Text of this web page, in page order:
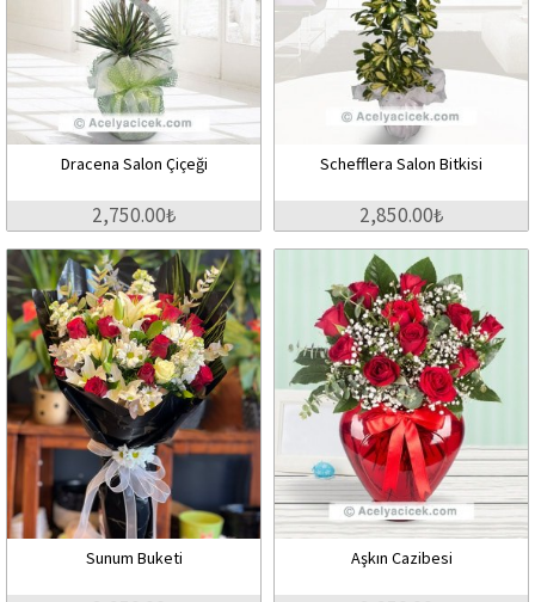
Dracena Salon Çiçeği
2,750.00₺
Schefflera Salon Bitkisi
2,850.00₺
Sunum Buketi Aşkın Cazibesi